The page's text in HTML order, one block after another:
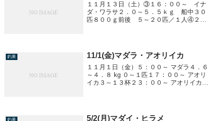
１１月１３日（土）③１６：００～ イナ
ダ・ワラサ２．０～５．５ｋｇ 船中３０
匹８００ｇ前後 ５～２０匹／１人④２
釣果 11/1(金)マダラ・アオリイカ
１１月１日（金）５：００～ マダラ４．６
～４．８ kg ０～１匹１７：００～ アオリ
イカ３～１３杯２３：００～ アオリイカ２
釣果 5/2(月)マダイ・ヒラメ